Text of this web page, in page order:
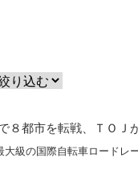
８都市を転戦、ＴＯＪ
大級の国際自転車ロードレ